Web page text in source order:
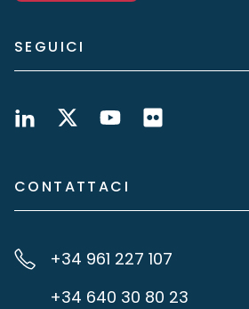
SEGUICI
CONTATTACI
+34 961 227 107
+34 640 30 80 23